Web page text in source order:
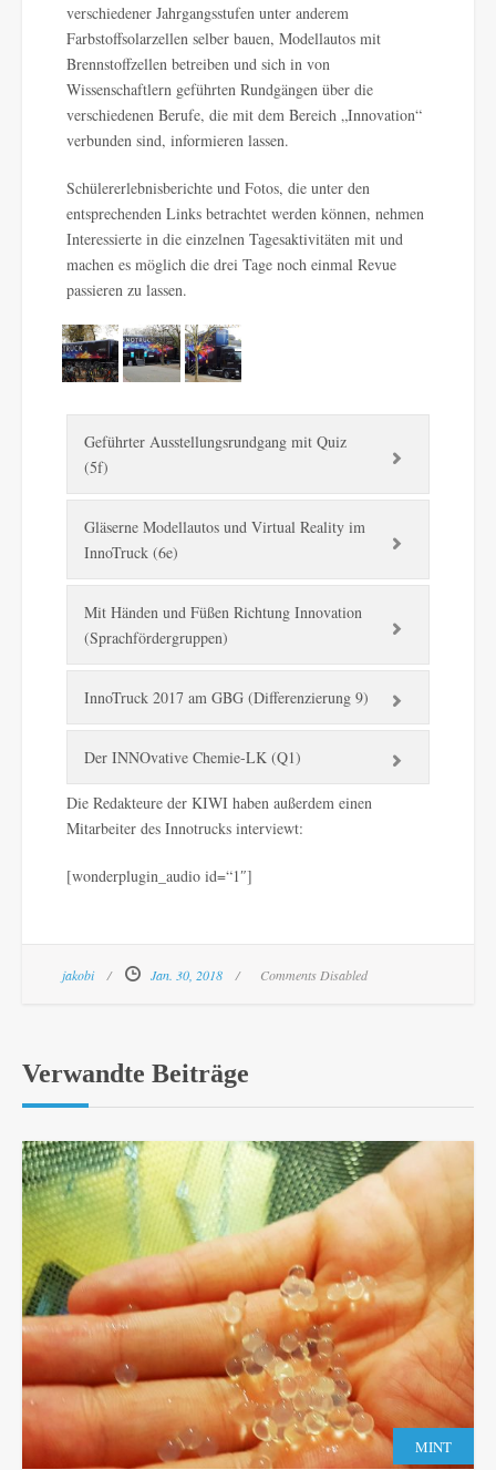
verschiedener Jahrgangsstufen unter anderem
Farbstoffsolarzellen selber bauen, Modellautos mit
Brennstoffzellen betreiben und sich in von
Wissenschaftlern geführten Rundgängen über die
verschiedenen Berufe, die mit dem Bereich „Innovation“
verbunden sind, informieren lassen.
Schülererlebnisberichte und Fotos, die unter den
entsprechenden Links betrachtet werden können, nehmen
Interessierte in die einzelnen Tagesaktivitäten mit und
machen es möglich die drei Tage noch einmal Revue
passieren zu lassen.
Geführter Ausstellungsrundgang mit Quiz
(5f)
Gläserne Modellautos und Virtual Reality im
InnoTruck (6e)
Mit Händen und Füßen Richtung Innovation
(Sprachfördergruppen)
InnoTruck 2017 am GBG (Differenzierung 9)
Der INNOvative Chemie-LK (Q1)
Die Redakteure der KIWI haben außerdem einen
Mitarbeiter des Innotrucks interviewt:
[wonderplugin_audio id=“1″]
jakobi Jan. 30, 2018 Comments Disabled
Verwandte Beiträge
MINT